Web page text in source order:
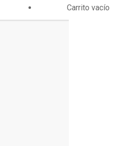
Carrito vacío